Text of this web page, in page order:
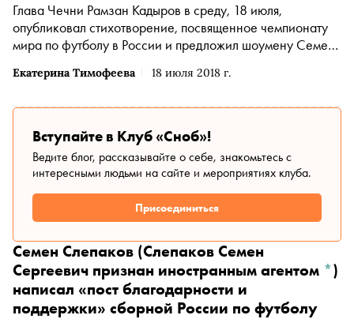
Екатерина Тимофеева 18 июля 2018 г.
Глава Чечни Рамзан Кадыров в среду, 18 июля,
опубликовал стихотворение, посвященное чемпионату
мира по футболу в России и предложил шоумену Семену
иностранным агентом
)сделать из него
Вступайте в Клуб «Сноб»!
Ведите блог, рассказывайте о себе, знакомьтесь с
интересными людьми на сайте и мероприятиях клуба.
Присоединиться
Семен Слепаков (Слепаков Семен
Сергеевич признан иностранным агентом *)
написал «пост благодарности и
поддержки» сборной России по футболу